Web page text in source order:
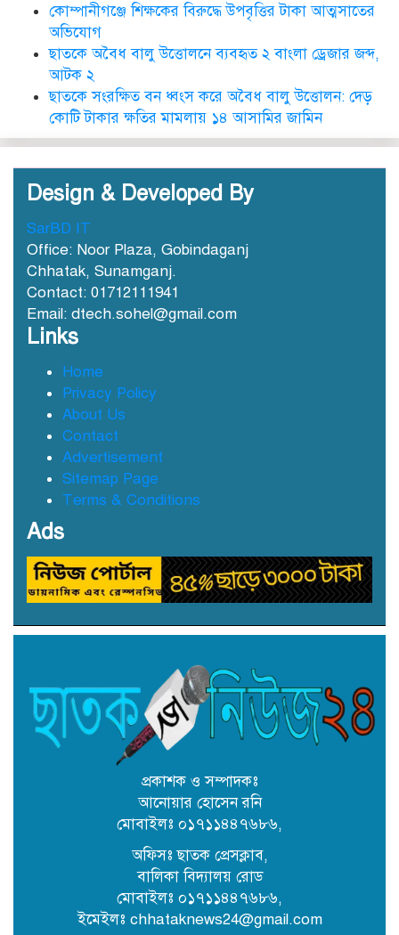
ছাত‌কে দৈনিক সুনামকণ্ঠ’র সপ্তম
ডা. নার্গিস বাহার চৌধুরীর ইন্তেকাল
গ্রেফতার
ছাতক সিমেন্ট কারখানার মাটি
ছাতকে বন্যার্তদের মধ্যে তালামীযের
ছাতকে বর্ন্যাত দুইশ পরবিাররে মধ্যে
ত্রান
৩১ জুলাই নিবাচন অনু‌ষ্টিত হ‌বে ঢাকায়
জালালাবাদ অ্যাসোসিয়েশন নির্বাচনে
সদস্য (সুনামগঞ্জ) পদে প্রার্থী একেএম
রিপন তালুকদার
নামজারি বাতিল, এসএ খতিয়ানে
পুনর্বহালের নির্দেশ
কোম্পানীগঞ্জে শিক্ষকের বিরুদ্ধে
ছাতকে অবৈধ বালু উত্তোলনে ব্যবহৃত
২ বাংলা ড্রেজার জব্দ, আটক ২
ছাতকে সংরক্ষিত বন ধ্বংস করে অবৈধ
বালু উত্তোলন: দেড় কোটি টাকার
কোম্পানীগঞ্জে শিক্ষকের বিরুদ্ধে উপবৃত্তির টাকা আত্মসাতের
অভিযোগ
ছাতকে অবৈধ বালু উত্তোলনে ব্যবহৃত ২ বাংলা ড্রেজার জব্দ,
আটক ২
ছাতকে সংরক্ষিত বন ধ্বংস করে অবৈধ বালু উত্তোলন: দেড়
কোটি টাকার ক্ষতির মামলায় ১৪ আসামির জামিন
Design & Developed By
SarBD IT
Office: Noor Plaza, Gobindaganj
Chhatak, Sunamganj.
Contact: 01712111941
Email: dtech.sohel@gmail.com
Links
Home
Privacy Policy
About Us
Contact
Advertisement
Sitemap Page
Terms & Conditions
Ads
প্রকাশক ও সম্পাদকঃ
আনোয়ার হোসেন রনি
মোবাইলঃ ০১৭১১৪৪৭৬৮৬,
অফিসঃ ছাতক প্রেসক্লাব,
বালিকা বিদ্যালয় রোড
মোবাইলঃ ০১৭১১৪৪৭৬৮৬,
ইমেইলঃ chhataknews24@gmail.com